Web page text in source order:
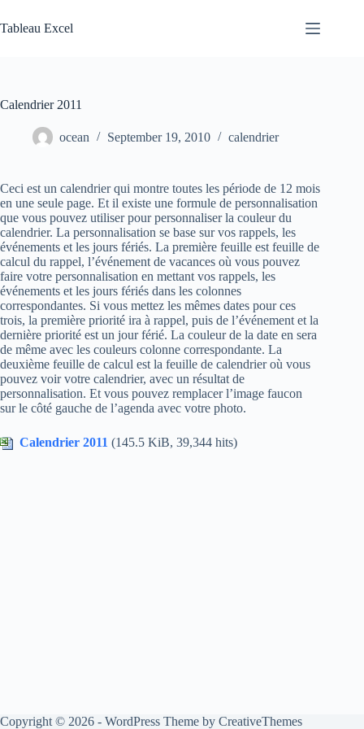
to
content
Tableau Excel
Calendrier 2011
ocean September 19, 2010 calendrier
Ceci est un calendrier qui montre toutes les période de 12 mois
en une seule page. Et il existe une formule de personnalisation
que vous pouvez utiliser pour personnaliser la couleur du
calendrier. La personnalisation se base sur vos rappels, les
événements et les jours fériés. La première feuille est feuille de
calcul du rappel, l’événement de vacances où vous pouvez
faire votre personnalisation en mettant vos rappels, les
événements et les jours fériés dans les colonnes
correspondantes. Si vous mettez les mêmes dates pour ces
trois, la première priorité ira à rappel, puis de l’événement et la
dernière priorité est un jour férié. La couleur de la date en sera
de même avec les couleurs colonne correspondante. La
deuxième feuille de calcul est la feuille de calendrier où vous
pouvez voir votre calendrier, avec un résultat de
personnalisation. Et vous pouvez remplacer l’image faucon
sur le côté gauche de l’agenda avec votre photo.
Calendrier 2011 (145.5 KiB, 39,344 hits)
Copyright © 2026 - WordPress Theme by CreativeThemes